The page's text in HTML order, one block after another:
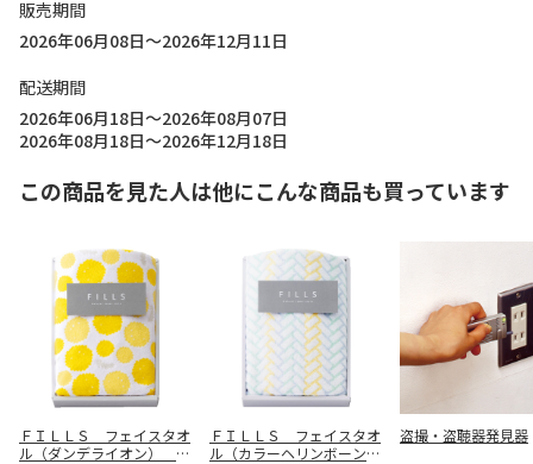
販売期間
2026年06月08日～2026年12月11日
配送期間
2026年06月18日～2026年08月07日
2026年08月18日～2026年12月18日
この商品を見た人は他にこんな商品も買っています
ＦＩＬＬＳ フェイスタオ
ル（ダンデライオン） Ｆ
ＦＩＬＬＳ フェイスタオ
ル（カラーヘリンボーン）
盗撮・盗聴器発見器